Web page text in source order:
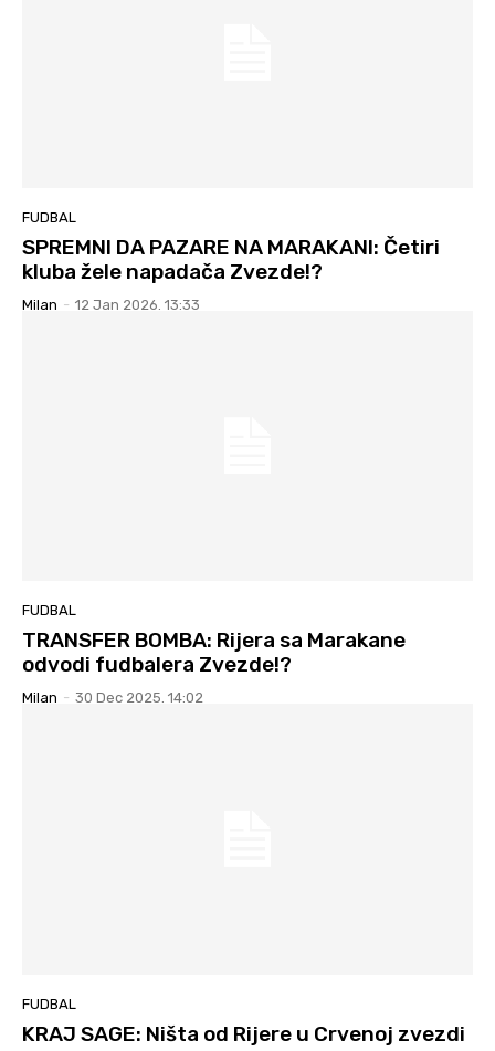
FUDBAL
SPREMNI DA PAZARE NA MARAKANI: Četiri
kluba žele napadača Zvezde!?
Milan - 12 Jan 2026. 13:33
FUDBAL
TRANSFER BOMBA: Rijera sa Marakane
odvodi fudbalera Zvezde!?
Milan - 30 Dec 2025. 14:02
FUDBAL
KRAJ SAGE: Ništa od Rijere u Crvenoj zvezdi